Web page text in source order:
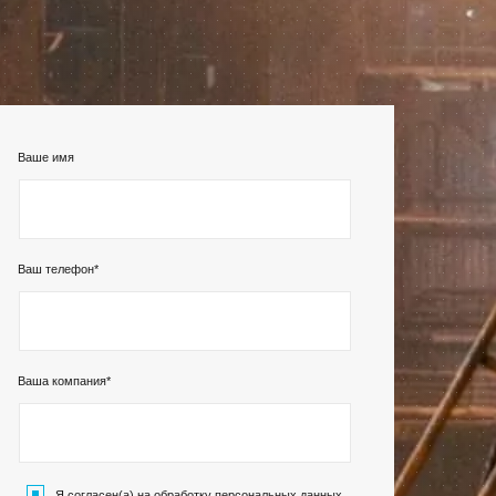
12, 1 этаж
Ваше имя
Ваш телефон*
Ваша компания*